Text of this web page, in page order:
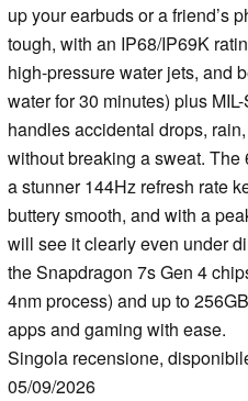
up your earbuds or a friend’s
tough, with an IP68/IP69K
high-pressure water jets, and
water for 30 minutes) plus
handles accidental drops,
without breaking a sweat.
a stunner 144Hz refresh rate
buttery smooth, and with a
will see it clearly even under
the Snapdragon 7s Gen 4
4nm process) and up to
apps and gaming with ease.
Singola recensione,
05/09/2026